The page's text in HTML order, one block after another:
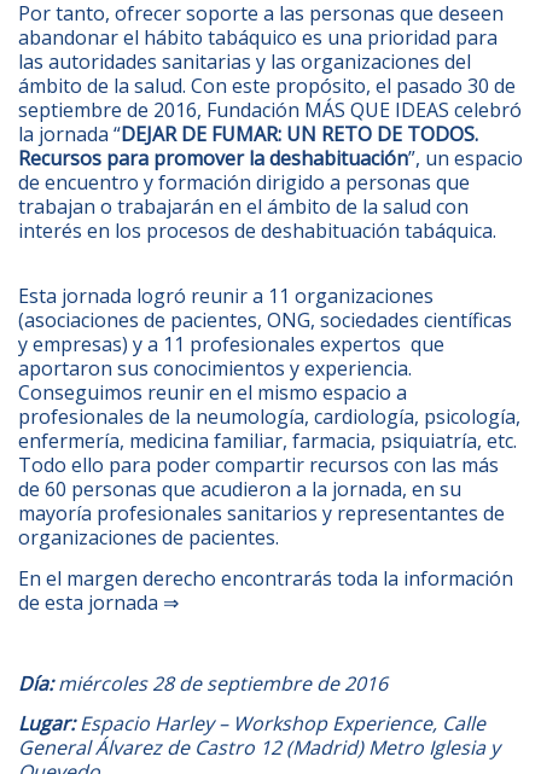
Por tanto, ofrecer soporte a las personas que deseen
abandonar el hábito tabáquico es una prioridad para
las autoridades sanitarias y las organizaciones del
ámbito de la salud. Con este propósito, el pasado 30 de
septiembre de 2016, Fundación MÁS QUE IDEAS celebró
la jornada “DEJAR DE FUMAR: UN RETO DE TODOS.
Recursos para promover la deshabituación”, un espacio
de encuentro y formación dirigido a personas que
trabajan o trabajarán en el ámbito de la salud con
interés en los procesos de deshabituación tabáquica.
Esta jornada logró reunir a 11 organizaciones
(asociaciones de pacientes, ONG, sociedades científicas
y empresas) y a 11 profesionales expertos que
aportaron sus conocimientos y experiencia.
Conseguimos reunir en el mismo espacio a
profesionales de la neumología, cardiología, psicología,
enfermería, medicina familiar, farmacia, psiquiatría, etc.
Todo ello para poder compartir recursos con las más
de 60 personas que acudieron a la jornada, en su
mayoría profesionales sanitarios y representantes de
organizaciones de pacientes.
En el margen derecho encontrarás toda la información
de esta jornada ⇒
Día:miércoles 28 de septiembre de 2016
Lugar:Espacio Harley – Workshop Experience, Calle
General Álvarez de Castro 12 (Madrid) Metro Iglesia y